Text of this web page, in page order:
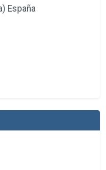
España